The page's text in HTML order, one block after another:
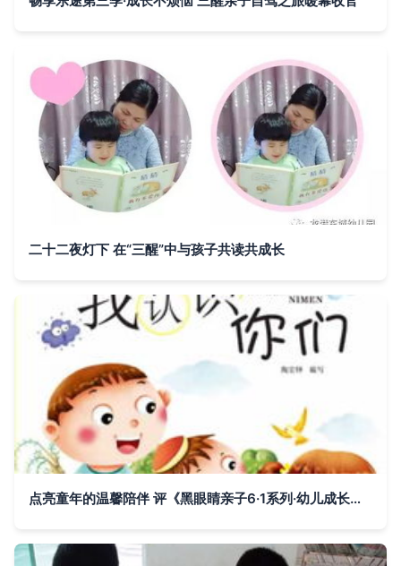
二十二夜灯下 在“三醒”中与孩子共读共成长
点亮童年的温馨陪伴 评《黑眼睛亲子6·1系列·幼儿成长第一书·宝宝天天认》套装共7册